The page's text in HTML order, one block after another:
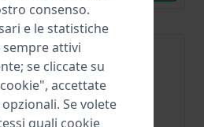
consenso.
e le statistiche
attivi
se cliccate su
accettate
Se volete
quali cookie